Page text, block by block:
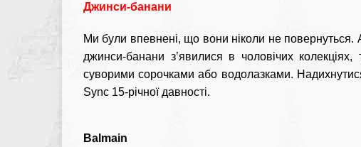
Джинси-банани
Ми були впевнені, що вони ніколи не
джинси-банани з’явилися в чоловічих
суворими сорочками або водолазками.
Sync 15-річної давності.
Balmain